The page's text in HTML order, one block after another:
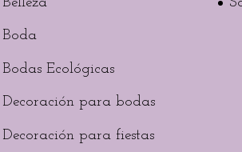
Boda
Bodas Ecológicas
Decoración para bodas
Decoración para fiestas